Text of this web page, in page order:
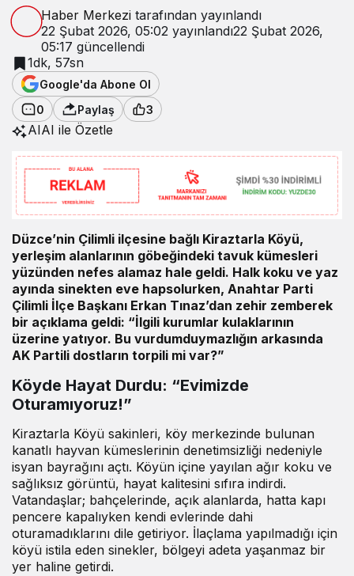
Haber Merkezi tarafından yayınlandı
22 Şubat 2026, 05:02 yayınlandı22 Şubat 2026,
05:17 güncellendi
1dk, 57sn
Google'da Abone Ol
0
Paylaş 3
AIAI ile Özetle
Düzce’nin Çilimli ilçesine bağlı Kiraztarla Köyü,
yerleşim alanlarının göbeğindeki tavuk kümesleri
yüzünden nefes alamaz hale geldi. Halk koku ve yaz
ayında sinekten eve hapsolurken, Anahtar Parti
Çilimli İlçe Başkanı Erkan Tınaz’dan zehir zemberek
bir açıklama geldi: “İlgili kurumlar kulaklarının
üzerine yatıyor. Bu vurdumduymazlığın arkasında
AK Partili dostların torpili mi var?”
Köyde Hayat Durdu: “Evimizde
Oturamıyoruz!”
Kiraztarla Köyü sakinleri, köy merkezinde bulunan
kanatlı hayvan kümeslerinin denetimsizliği nedeniyle
isyan bayrağını açtı. Köyün içine yayılan ağır koku ve
sağlıksız görüntü, hayat kalitesini sıfıra indirdi.
Vatandaşlar; bahçelerinde, açık alanlarda, hatta kapı
pencere kapalıyken kendi evlerinde dahi
oturamadıklarını dile getiriyor. İlaçlama yapılmadığı için
köyü istila eden sinekler, bölgeyi adeta yaşanmaz bir
yer haline getirdi.